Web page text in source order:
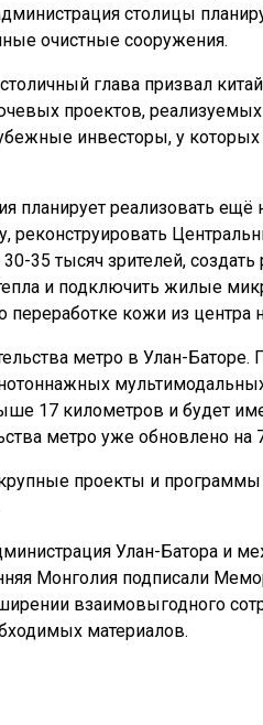
столицы
очистные сооружения.
глава призвал
проектов,
инвесторы, у
планирует реализовать
35 тысяч зрителей, создать
и подключить жилые
кожи из центра
метро в Улан-
17 километров и будет
метро уже обновлено на
проекты и
Улан-Батора и
Монголия подписали
взаимовыгодного
материалов.